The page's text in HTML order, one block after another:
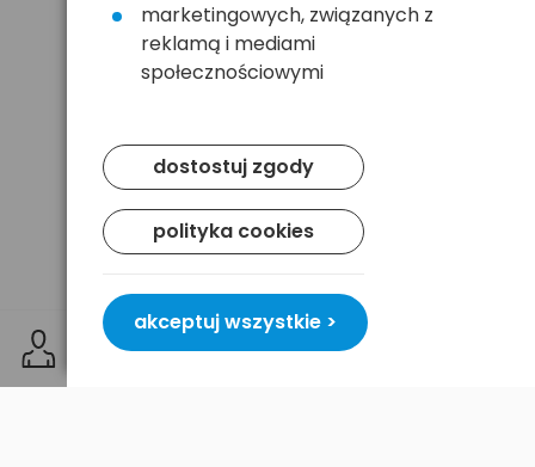
marketingowych, związanych z
reklamą i mediami
społecznościowymi
dostostuj zgody
polityka cookies
akceptuj wszystkie >